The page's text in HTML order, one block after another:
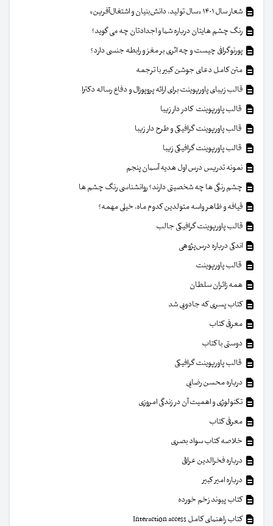
شعار سال ۱۴۰۱ «سال تولید، دانش‌بنیان و اشتغال‌آفرین»
رنگ چشم هایتان درباره شما و اجدادتان چه می گوید؟
پورنوگرافی چیست و چه اثری بر مغز و رابطه جنسی دارد؟
متن کامل دعای جوشن کبیر با ترجمه
قالب زیبای پاورپوینت برای ارائه پروپوزال و دفاع رساله دکترا
قالب پاورپوینت کادر دار زیبا
قالب پاورپوینت گرافیکی و طرح دار زیبا
قالب پاورپوینت گرافیکی زیبا
نمونه تدریس درس اول هدیه آسمان پنجم
چشم رنگی ها چه شخصیتی دارند؟ روانشناسی رنگ چشم ها
قیافه و ظاهر واسه متولدین کدوم ماه، خیلی مهمه؟
قالب پاورپوینت گرافیکی جالب
اندکی درباره درس‌پژوهی
قالب پاورپوینت
همه زائران سلطان
کتاب پسری که جادویی شد
معرفی کتاب
دوستی با کتاب
قالب پاورپوینت گرافیکی
درباره محسن رضایی
تکنولوژی و اهمیت آن در زندگی امروزی
معرفی کتاب
خلاصه کتاب سواد بصری
درباره فخرالدین عراقی
درباره امیر کبیر
کتاب پیوند زخم خورده
کتاب راهنمای کامل Interaction access